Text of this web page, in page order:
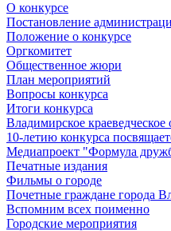
О конкурсе
Постановление
Положение о конкурсе
Оргкомитет
Общественное жюри
План мероприятий
Вопросы конкурса
Итоги конкурса
Владимирское краеведческое
10-летию конкурса
Медиапроект "Формула
Печатные издания
Фильмы о городе
Почетные граждане города
Вспомним всех поименно
Городские мероприятия